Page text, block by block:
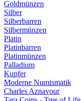
Goldmünzen
Silber
Silberbarren
Silbermünzen
Platin
Platinbarren
Platinmünzen
Palladium
Kupfer
Moderne Numismatik
Charles Aznavour